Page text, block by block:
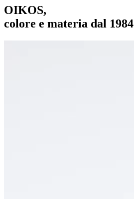
OIKOS,
colore e materia dal 1984